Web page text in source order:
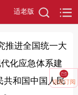
适老版
信息订阅
推进全国统一大
化应急体系建
共和国中国人民